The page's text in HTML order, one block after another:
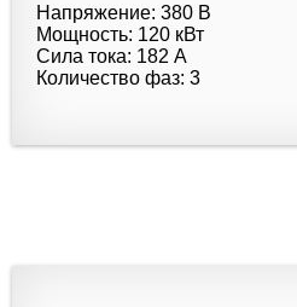
Напряжение: 380 В
Мощность: 120 кВт
Сила тока: 182 А
Количество фаз: 3